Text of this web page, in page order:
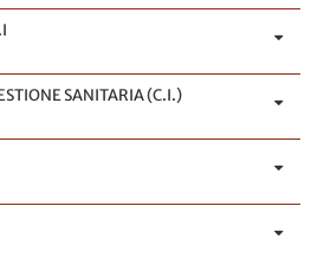
SANITARIA (C.I.)